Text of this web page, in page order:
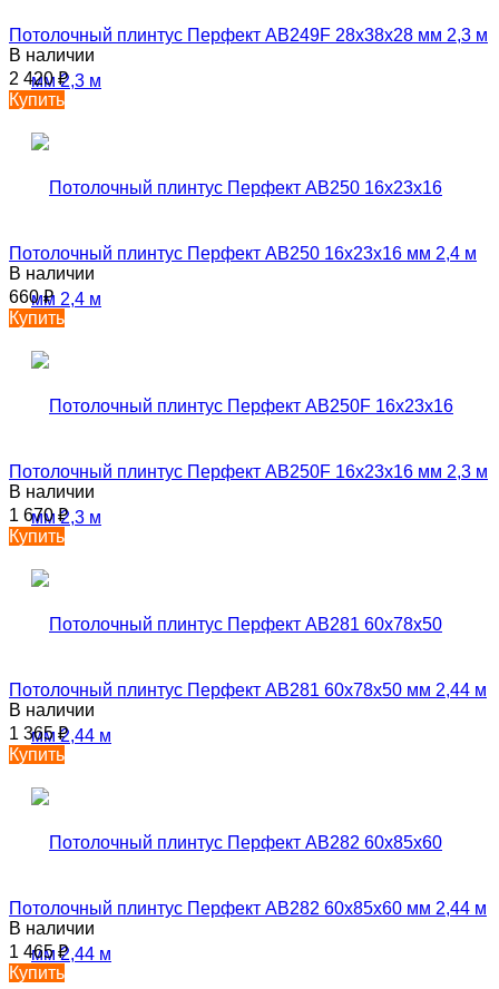
Потолочный плинтус Перфект AB249F 28х38х28 мм 2,3 м
В наличии
2 420₽
Купить
Потолочный плинтус Перфект AB250 16х23х16 мм 2,4 м
В наличии
660₽
Купить
Потолочный плинтус Перфект AB250F 16х23х16 мм 2,3 м
В наличии
1 670₽
Купить
Потолочный плинтус Перфект AB281 60х78х50 мм 2,44 м
В наличии
1 365₽
Купить
Потолочный плинтус Перфект AB282 60х85х60 мм 2,44 м
В наличии
1 465₽
Купить